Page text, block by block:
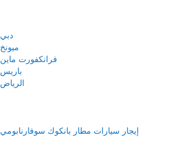
دبي
ميونخ
فرانكفورت ماين
باريس
الرياض
إيجار سيارات مطار بانكوك سوفارنابومي